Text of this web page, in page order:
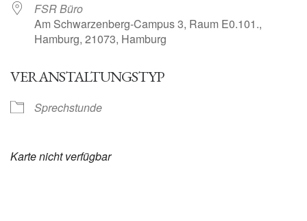
FSR Büro
Am Schwarzenberg-Campus 3, Raum E0.101.,
Hamburg, 21073, Hamburg
VERANSTALTUNGSTYP
Sprechstunde
Karte nicht verfügbar